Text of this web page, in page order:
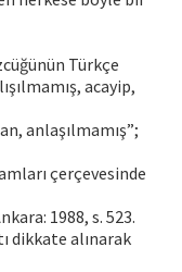
Türkçe
acayip,
anlaşılmamış”;
çerçevesinde
1988, s. 523.
dikkate alınarak